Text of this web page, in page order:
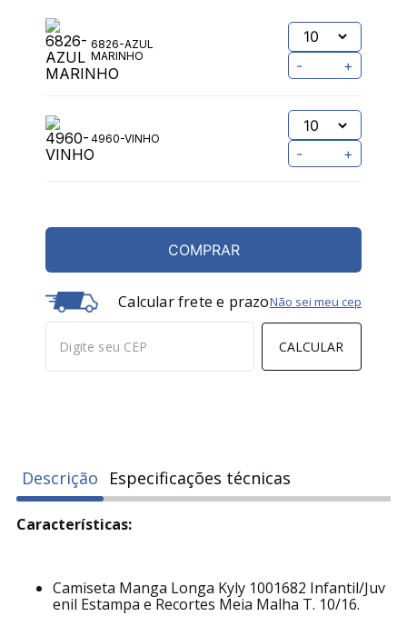
6826-AZUL
MARINHO
- +
4960-VINHO
- +
COMPRAR
Calcular frete e prazo
CALCULAR
Não sei meu cep
Descrição Especificações técnicas
Características:
Camiseta Manga Longa Kyly 1001682 Infantil/Juv
enil Estampa e Recortes Meia Malha T. 10/16.